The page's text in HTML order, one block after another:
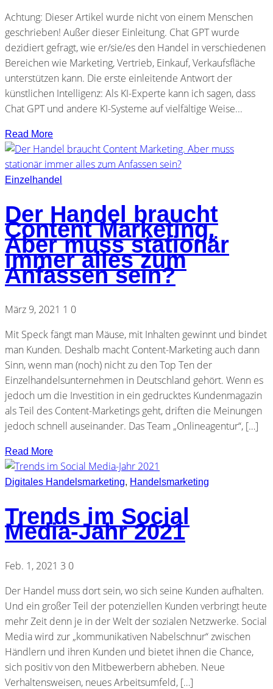
Achtung: Dieser Artikel wurde nicht von einem Menschen
geschrieben! Außer dieser Einleitung. Chat GPT wurde
dezidiert gefragt, wie er/sie/es den Handel in verschiedenen
Bereichen wie Marketing, Vertrieb, Einkauf, Verkaufsfläche
unterstützen kann. Die erste einleitende Antwort der
künstlichen Intelligenz: Als KI-Experte kann ich sagen, dass
Chat GPT und andere KI-Systeme auf vielfältige Weise...
Read More
Einzelhandel
Der Handel braucht
Content Marketing.
Aber muss stationär
immer alles zum
Anfassen sein?
März 9, 2021 1 0
Mit Speck fängt man Mäuse, mit Inhalten gewinnt und bindet
man Kunden. Deshalb macht Content-Marketing auch dann
Sinn, wenn man (noch) nicht zu den Top Ten der
Einzelhandelsunternehmen in Deutschland gehört. Wenn es
jedoch um die Investition in ein gedrucktes Kundenmagazin
als Teil des Content-Marketings geht, driften die Meinungen
jedoch schnell auseinander. Das Team „Onlineagentur“, […]
Read More
Digitales Handelsmarketing, Handelsmarketing
Trends im Social
Media-Jahr 2021
Feb. 1, 2021 3 0
Der Handel muss dort sein, wo sich seine Kunden aufhalten.
Und ein großer Teil der potenziellen Kunden verbringt heute
mehr Zeit denn je in der Welt der sozialen Netzwerke. Social
Media wird zur „kommunikativen Nabelschnur“ zwischen
Händlern und ihren Kunden und bietet ihnen die Chance,
sich positiv von den Mitbewerbern abheben. Neue
Verhaltensweisen, neues Arbeitsumfeld, […]